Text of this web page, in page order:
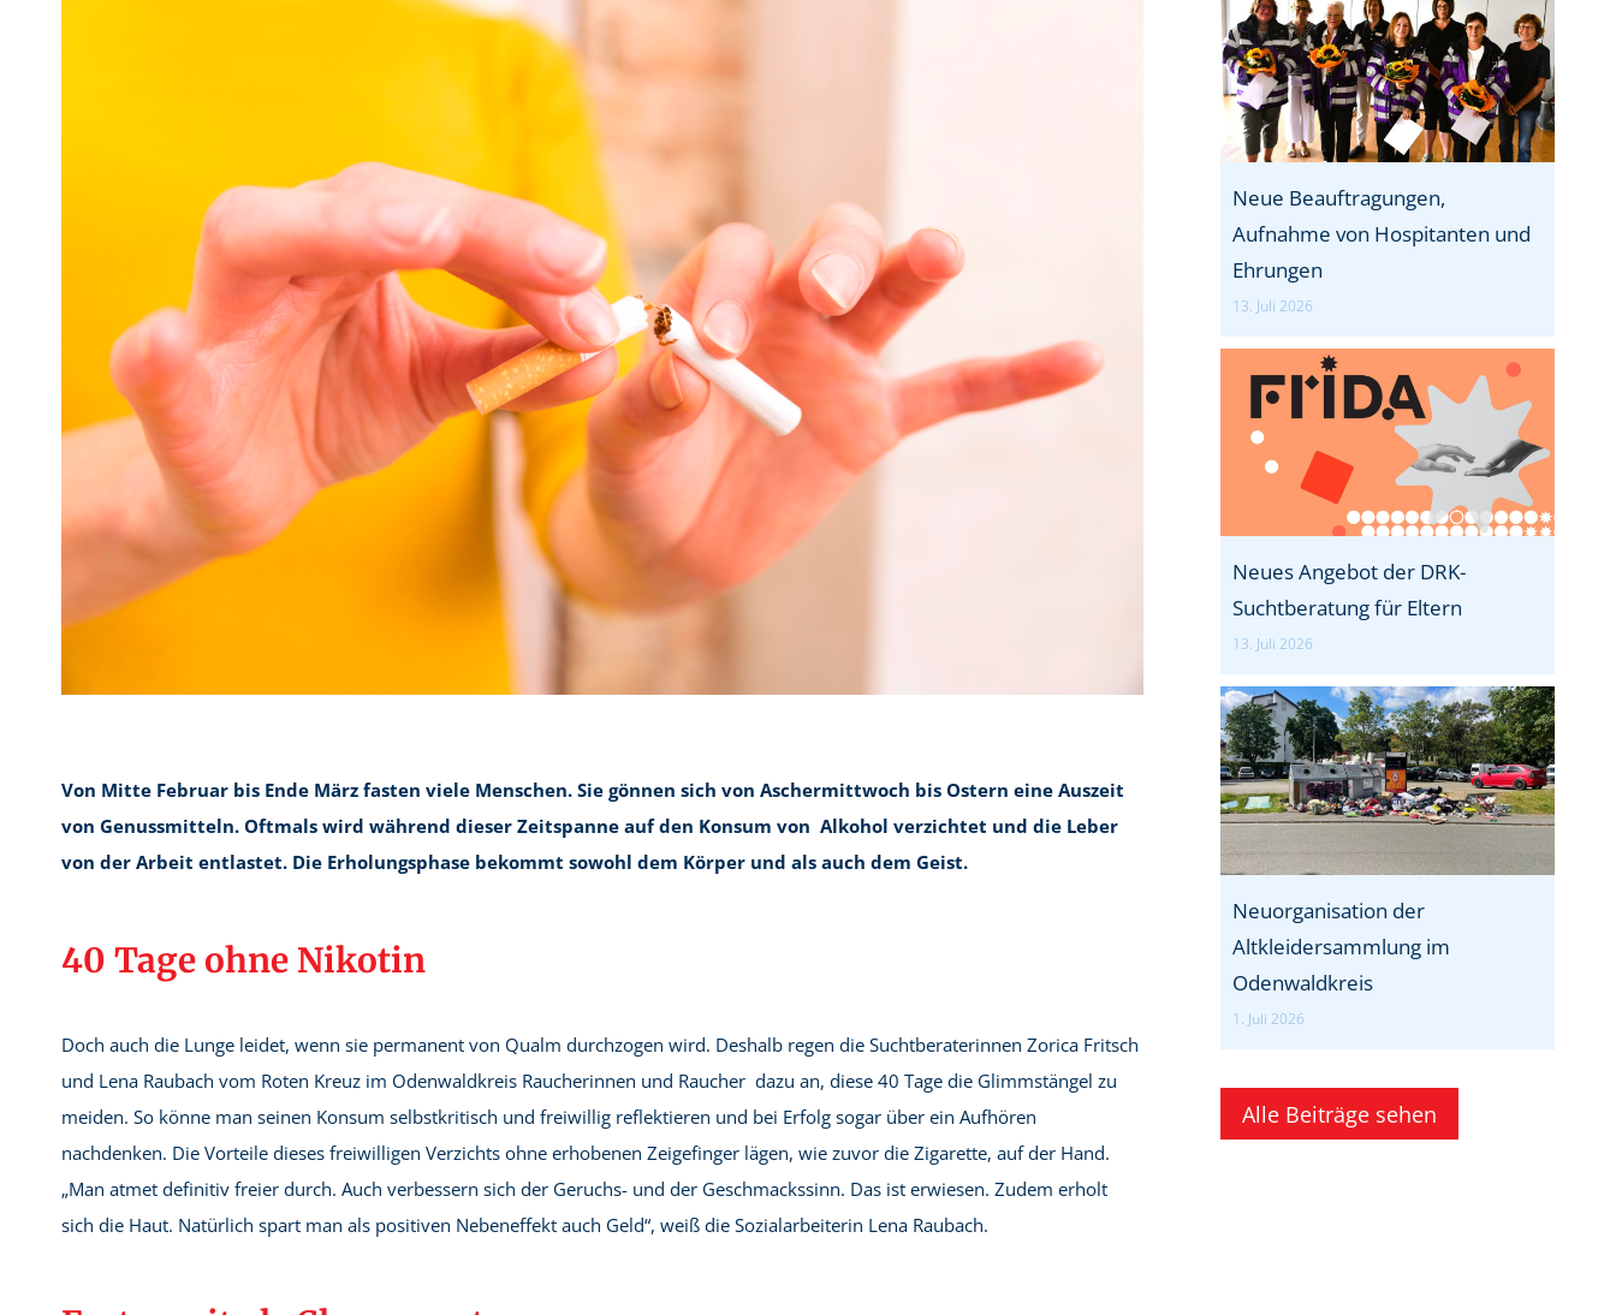
Von Mitte Februar bis Ende März fasten viele Menschen. Sie gönnen sich von Aschermittwoch bis Ostern eine Auszeit
von Genussmitteln. Oftmals wird während dieser Zeitspanne auf den Konsum von Alkohol verzichtet und die Leber
von der Arbeit entlastet. Die Erholungsphase bekommt sowohl dem Körper und als auch dem Geist.
40 Tage ohne Nikotin
Doch auch die Lunge leidet, wenn sie permanent von Qualm durchzogen wird. Deshalb regen die Suchtberaterinnen Zorica Fritsch
und Lena Raubach vom Roten Kreuz im Odenwaldkreis Raucherinnen und Raucher dazu an, diese 40 Tage die Glimmstängel zu
meiden. So könne man seinen Konsum selbstkritisch und freiwillig reflektieren und bei Erfolg sogar über ein Aufhören
nachdenken. Die Vorteile dieses freiwilligen Verzichts ohne erhobenen Zeigefinger lägen, wie zuvor die Zigarette, auf der Hand.
„Man atmet definitiv freier durch. Auch verbessern sich der Geruchs- und der Geschmackssinn. Das ist erwiesen. Zudem erholt
sich die Haut. Natürlich spart man als positiven Nebeneffekt auch Geld“, weiß die Sozialarbeiterin Lena Raubach.
Neue Beauftragungen,
Aufnahme von Hospitanten und
Ehrungen
13. Juli 2026
Neues Angebot der DRK-
Suchtberatung für Eltern
13. Juli 2026
Neuorganisation der
Altkleidersammlung im
Odenwaldkreis
1. Juli 2026
Alle Beiträge sehen